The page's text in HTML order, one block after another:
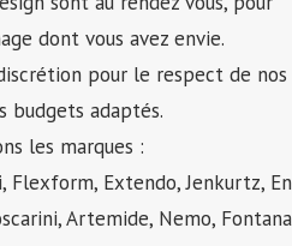
dont vous avez envie.
pour le respect de nos
budgets adaptés.
les marques :
Flexform, Extendo, Jenkurtz,
Artemide, Nemo, Fontana